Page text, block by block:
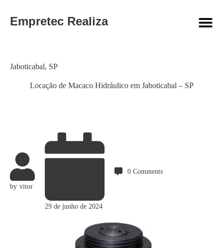
Empretec Realiza
Locação de Macaco Hidráulico em Jaboticabal – SP
Category
Jaboticabal, SP
by vitor
29 de junho de 2024
0 Comments